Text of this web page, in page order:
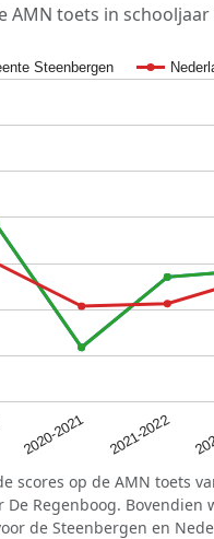
AMN toets in
Steenbergen
2020-2021 2021-2022
scores op de AMN toets
De Regenboog.
de Steenbergen en